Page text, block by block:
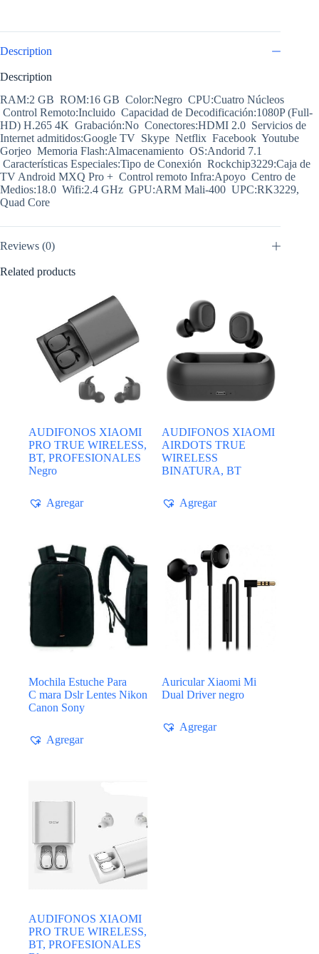
Description
Description
RAM:2 GB ROM:16 GB Color:Negro CPU:Cuatro Núcleos
Control Remoto:Incluido Capacidad de Decodificación:1080P (Full-
HD) H.265 4K Grabación:No Conectores:HDMI 2.0 Servicios de
Internet admitidos:Google TV Skype Netflix Facebook Youtube
Gorjeo Memoria Flash:Almacenamiento OS:Andorid 7.1
Características Especiales:Tipo de Conexión Rockchip3229:Caja de
TV Android MXQ Pro + Control remoto Infra:Apoyo Centro de
Medios:18.0 Wifi:2.4 GHz GPU:ARM Mali-400 UPC:RK3229,
Quad Core
Reviews (0)
Related products
AUDIFONOS XIAOMI
PRO TRUE WIRELESS,
BT, PROFESIONALES
Negro
Agregar
AUDIFONOS XIAOMI
AIRDOTS TRUE
WIRELESS
BINATURA, BT
Agregar
Mochila Estuche Para
C mara Dslr Lentes Nikon
Canon Sony
Agregar
Auricular Xiaomi Mi
Dual Driver negro
Agregar
AUDIFONOS XIAOMI
PRO TRUE WIRELESS,
BT, PROFESIONALES